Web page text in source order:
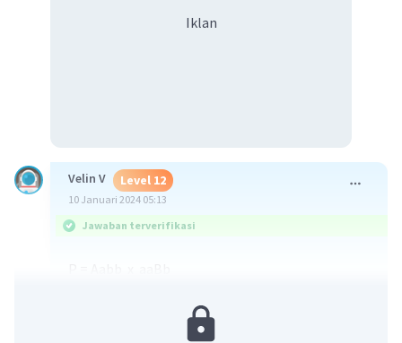
Iklan
Velin V Level 12
10 Januari 2024 05:13
Jawaban terverifikasi
F1 = AaBb, Aabb, aaBb, aabb
Maka fenotipenya = Merah = 2